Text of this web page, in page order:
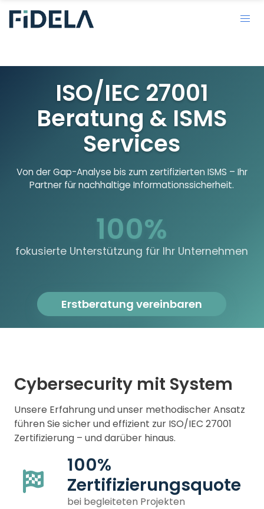
ISO/IEC 27001
Beratung & ISMS
Services
Von der Gap-Analyse bis zum zertifizierten ISMS – Ihr
Partner für nachhaltige Informationssicherheit.
100%
fokusierte Unterstützung für Ihr Unternehmen
Erstberatung vereinbaren
Cybersecurity mit System
Unsere Erfahrung und unser methodischer Ansatz
führen Sie sicher und effizient zur ISO/IEC 27001
Zertifizierung – und darüber hinaus.
100%
Zertifizierungsquote
bei begleiteten Projekten